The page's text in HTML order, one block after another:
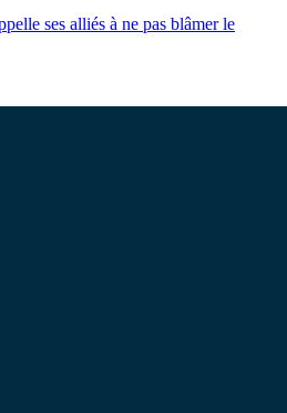
ses alliés à ne pas blâmer le